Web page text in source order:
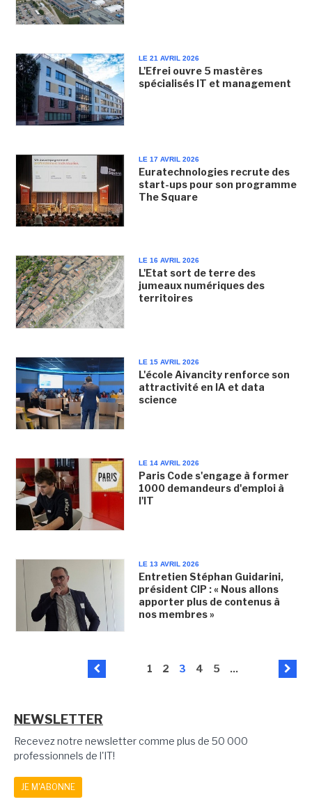
LE 21 AVRIL 2026
L'Efrei ouvre 5 mastères
spécialisés IT et management
LE 17 AVRIL 2026
Euratechnologies recrute des
start-ups pour son programme
The Square
LE 16 AVRIL 2026
L'Etat sort de terre des
jumeaux numériques des
territoires
LE 15 AVRIL 2026
L'école Aivancity renforce son
attractivité en IA et data
science
LE 14 AVRIL 2026
Paris Code s'engage à former
1000 demandeurs d'emploi à
l'IT
LE 13 AVRIL 2026
Entretien Stéphan Guidarini,
président CIP : « Nous allons
apporter plus de contenus à
nos membres »
1 2 3 4 5 ...
NEWSLETTER
Recevez notre newsletter comme plus de 50 000
professionnels de l'IT!
JE M'ABONNE